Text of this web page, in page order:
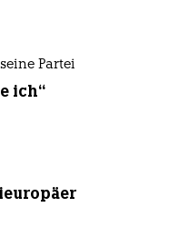
Partei
ich“